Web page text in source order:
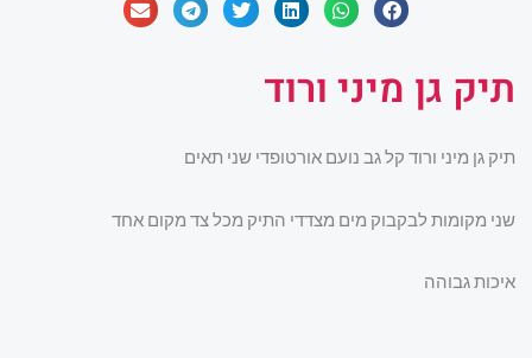
תיק גן מיני ורוד
תיק גן מיני ורוד קל גב נועם אורטופדי שני תאים
שני מקומות לבקבוק מים מצדדי התיק מכל צד מקום אחד
איכות גבוהה